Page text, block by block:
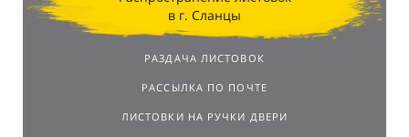
в г. Сланцы
РАЗДАЧА ЛИСТОВОК
РАССЫЛКА ПО ПОЧТЕ
ЛИСТОВКИ НА РУЧКИ ДВЕРИ